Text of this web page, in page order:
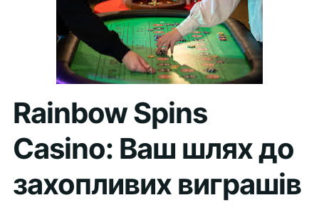
Rainbow Spins
Casino: Ваш шлях до
захопливих виграшів